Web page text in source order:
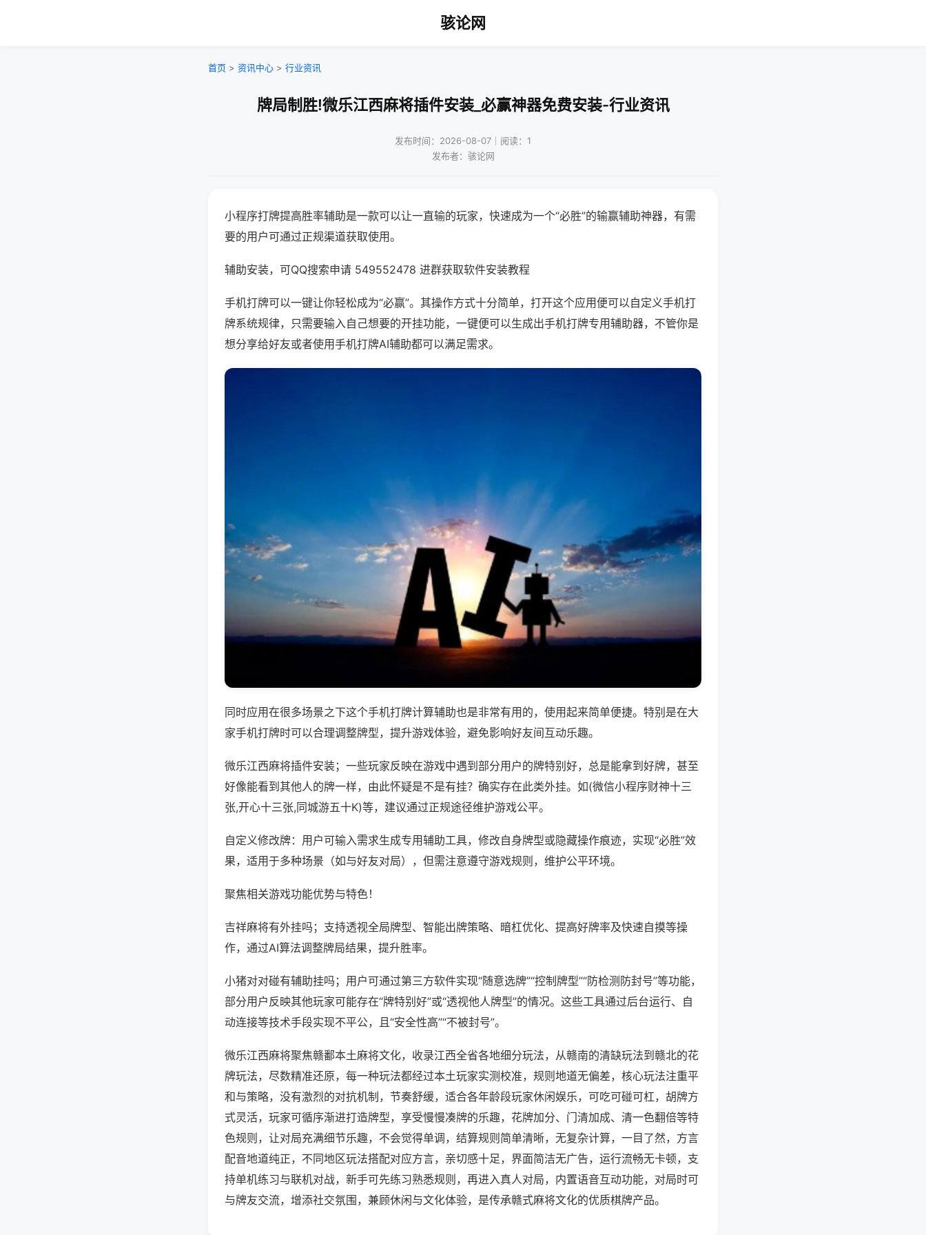
骇论网
首页 > 资讯中心 > 行业资讯
牌局制胜!微乐江西麻将插件安装_必赢神器免费安装-行业资讯
发布时间：2026-08-07｜阅读：1
发布者：骇论网
小程序打牌提高胜率辅助是一款可以让一直输的玩家，快速成为一个“必胜”的输赢辅助神器，有需
要的用户可通过正规渠道获取使用。
辅助安装，可QQ搜索申请 549552478 进群获取软件安装教程
手机打牌可以一键让你轻松成为“必赢”。其操作方式十分简单，打开这个应用便可以自定义手机打
牌系统规律，只需要输入自己想要的开挂功能，一键便可以生成出手机打牌专用辅助器，不管你是
想分享给好友或者使用手机打牌AI辅助都可以满足需求。
同时应用在很多场景之下这个手机打牌计算辅助也是非常有用的，使用起来简单便捷。特别是在大
家手机打牌时可以合理调整牌型，提升游戏体验，避免影响好友间互动乐趣。
微乐江西麻将插件安装；一些玩家反映在游戏中遇到部分用户的牌特别好，总是能拿到好牌，甚至
好像能看到其他人的牌一样，由此怀疑是不是有挂？确实存在此类外挂。如(微信小程序财神十三
张,开心十三张,同城游五十K)等，建议通过正规途径维护游戏公平。
自定义修改牌：用户可输入需求生成专用辅助工具，修改自身牌型或隐藏操作痕迹，实现“必胜”效
果，适用于多种场景（如与好友对局），但需注意遵守游戏规则，维护公平环境。
聚焦相关游戏功能优势与特色！
吉祥麻将有外挂吗；支持透视全局牌型、智能出牌策略、暗杠优化、提高好牌率及快速自摸等操
作，通过AI算法调整牌局结果，提升胜率。
小猪对对碰有辅助挂吗；用户可通过第三方软件实现“随意选牌”“控制牌型”“防检测防封号”等功能，
部分用户反映其他玩家可能存在“牌特别好”或“透视他人牌型”的情况。这些工具通过后台运行、自
动连接等技术手段实现不平公，且“安全性高”“不被封号”。
微乐江西麻将聚焦赣鄱本土麻将文化，收录江西全省各地细分玩法，从赣南的清缺玩法到赣北的花
牌玩法，尽数精准还原，每一种玩法都经过本土玩家实测校准，规则地道无偏差，核心玩法注重平
和与策略，没有激烈的对抗机制，节奏舒缓，适合各年龄段玩家休闲娱乐，可吃可碰可杠，胡牌方
式灵活，玩家可循序渐进打造牌型，享受慢慢凑牌的乐趣，花牌加分、门清加成、清一色翻倍等特
色规则，让对局充满细节乐趣，不会觉得单调，结算规则简单清晰，无复杂计算，一目了然，方言
配音地道纯正，不同地区玩法搭配对应方言，亲切感十足，界面简洁无广告，运行流畅无卡顿，支
持单机练习与联机对战，新手可先练习熟悉规则，再进入真人对局，内置语音互动功能，对局时可
与牌友交流，增添社交氛围，兼顾休闲与文化体验，是传承赣式麻将文化的优质棋牌产品。